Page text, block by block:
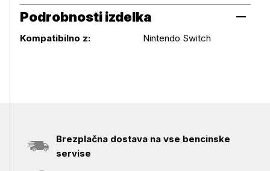
Podrobnosti izdelka
Podrobnosti izdelka
Kompatibilno z: Nintendo Switch
Brezplačna dostava na vse bencinske
servise